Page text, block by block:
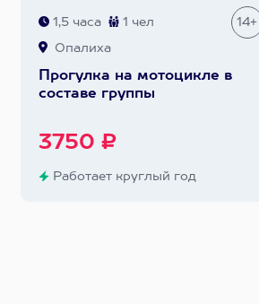
1,5 часа 1 чел 14+
Опалиха
Прогулка на мотоцикле в
составе группы
3750 ₽
Работает круглый год